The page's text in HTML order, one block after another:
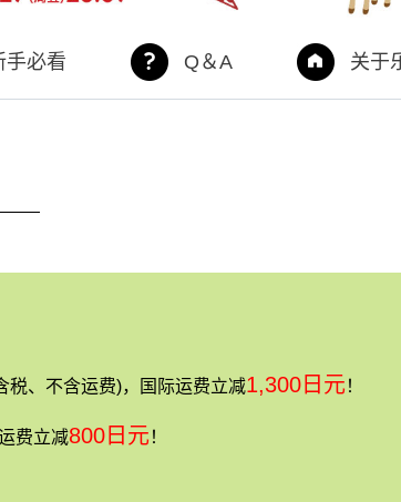
手必看 Q＆A 关于
税、不含运费)，国际运费立减1,300日元 ！
费立减800日元 ！